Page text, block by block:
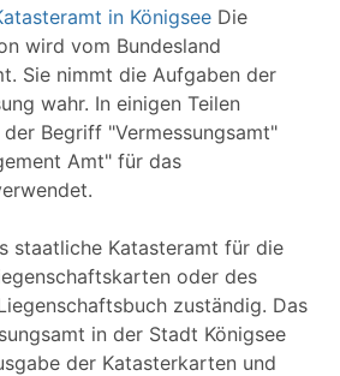
in Königsee Die
wird vom Bundesland
Sie nimmt die Aufgaben der
wahr. In einigen Teilen
Begriff "Vermessungsamt"
Amt" für das
staatliche Katasteramt für die
oder des
zuständig. Das
in der Stadt Königsee
der Katasterkarten und